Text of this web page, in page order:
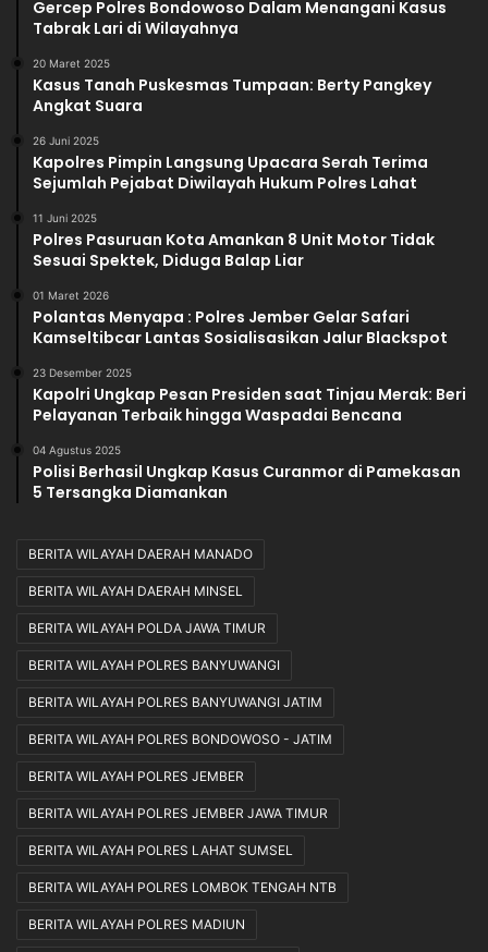
Gercep Polres Bondowoso Dalam Menangani Kasus
Tabrak Lari di Wilayahnya
20 Maret 2025
Kasus Tanah Puskesmas Tumpaan: Berty Pangkey
Angkat Suara
26 Juni 2025
Kapolres Pimpin Langsung Upacara Serah Terima
Sejumlah Pejabat Diwilayah Hukum Polres Lahat
11 Juni 2025
Polres Pasuruan Kota Amankan 8 Unit Motor Tidak
Sesuai Spektek, Diduga Balap Liar
01 Maret 2026
Polantas Menyapa : Polres Jember Gelar Safari
Kamseltibcar Lantas Sosialisasikan Jalur Blackspot
23 Desember 2025
Kapolri Ungkap Pesan Presiden saat Tinjau Merak: Beri
Pelayanan Terbaik hingga Waspadai Bencana
04 Agustus 2025
Polisi Berhasil Ungkap Kasus Curanmor di Pamekasan
5 Tersangka Diamankan
BERITA WILAYAH DAERAH MANADO
BERITA WILAYAH DAERAH MINSEL
BERITA WILAYAH POLDA JAWA TIMUR
BERITA WILAYAH POLRES BANYUWANGI
BERITA WILAYAH POLRES BANYUWANGI JATIM
BERITA WILAYAH POLRES BONDOWOSO - JATIM
BERITA WILAYAH POLRES JEMBER
BERITA WILAYAH POLRES JEMBER JAWA TIMUR
BERITA WILAYAH POLRES LAHAT SUMSEL
BERITA WILAYAH POLRES LOMBOK TENGAH NTB
BERITA WILAYAH POLRES MADIUN